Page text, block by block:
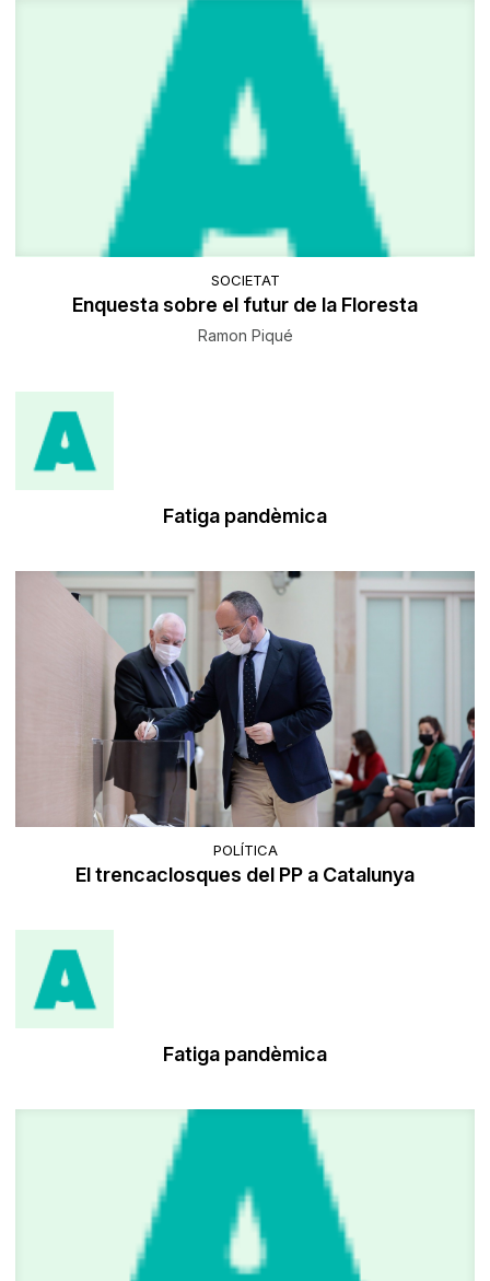
SOCIETAT
Enquesta sobre el futur de la Floresta
Ramon Piqué
Fatiga pandèmica
POLÍTICA
El trencaclosques del PP a Catalunya
Fatiga pandèmica